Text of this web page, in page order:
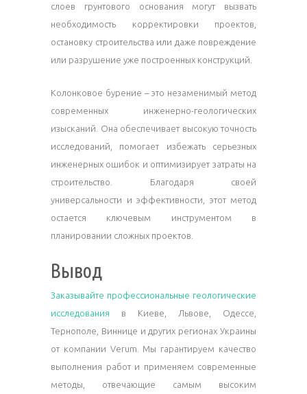
слоев грунтового основания могут вызвать
необходимость корректировки проектов,
остановку строительства или даже повреждение
или разрушение уже построенных конструкций.
Колонковое бурение – это незаменимый метод
современных инженерно-геологических
изысканий. Она обеспечивает высокую точность
исследований, помогает избежать серьезных
инженерных ошибок и оптимизирует затраты на
строительство. Благодаря своей
универсальности и эффективности, этот метод
остается ключевым инструментом в
планировании сложных проектов.
Вывод
Заказывайте профессиональные геологические
исследования в Киеве, Львове, Одессе,
Тернополе, Виннице и других регионах Украины
от компании Verum. Мы гарантируем качество
выполнения работ и применяем современные
методы, отвечающие самым высоким